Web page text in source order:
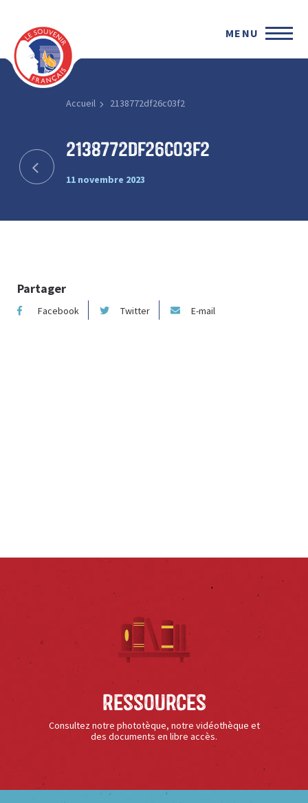
MENU
Accueil 2138772df26c03f2
2138772df26c03f2
11 novembre 2023
Partager
Facebook Twitter E-mail
Ressources
Consultez notre phototèque, notre vidéothèque et
des documents en libre accès.